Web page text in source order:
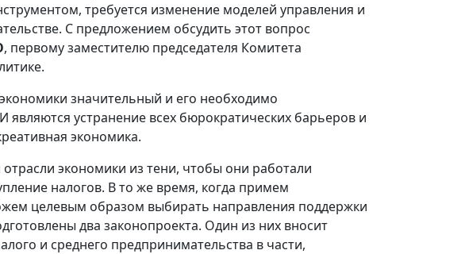
требуется изменение моделей управления и
С предложением обсудить этот вопрос
, первому заместителю председателя Комитета
значительный и его необходимо
устранение всех бюрократических барьеров и
экономика.
экономики из тени, чтобы они работали
налогов. В то же время, когда примем
целевым образом выбирать направления поддержки
два законопроекта. Один из них вносит
и среднего предпринимательства в части,